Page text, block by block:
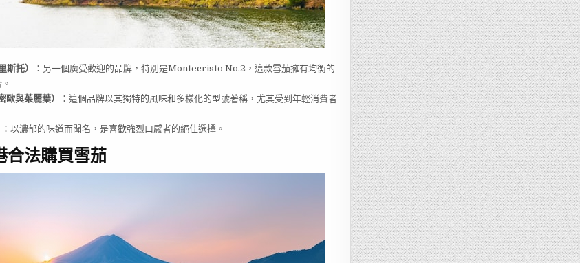
托）
：另一個廣受歡迎的品牌，特別是Montecristo No.2，這款雪茄擁有均衡的
與茱麗葉）
：這個品牌以其獨特的風味和多樣化的型號著稱，尤其受到年輕消費者
：以濃郁的味道而聞名，是喜歡強烈口感者的絕佳選擇。
合法購買雪茄